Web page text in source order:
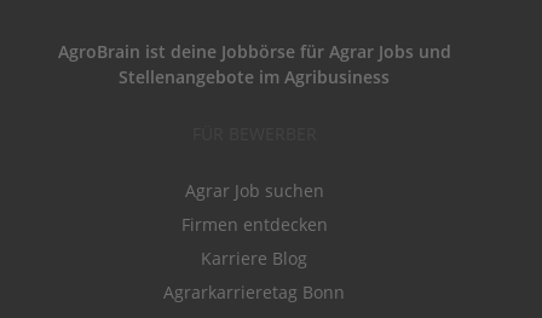
AgroBrain ist deine Jobbörse für Agrar Jobs und
Stellenangebote im Agribusiness
Agrar Job suchen
Firmen entdecken
Karriere Blog
Agrarkarrieretag Bonn